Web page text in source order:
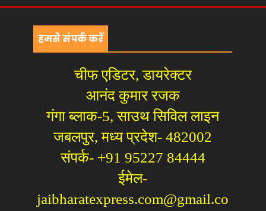
हमसे संपर्क करें
चीफ एडिटर, डायरेक्टर
आनंद कुमार रजक
गंगा ब्लाक-5, साउथ सिविल लाइन
जबलपुर, मध्य प्रदेश- 482002
संपर्क- +91 95227 84444
ईमेल-
jaibharatexpress.com@gmail.co